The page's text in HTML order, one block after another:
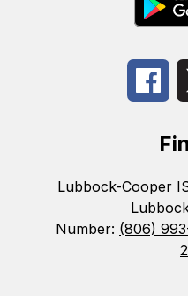
Lubbock-Cooper
Number: (806)